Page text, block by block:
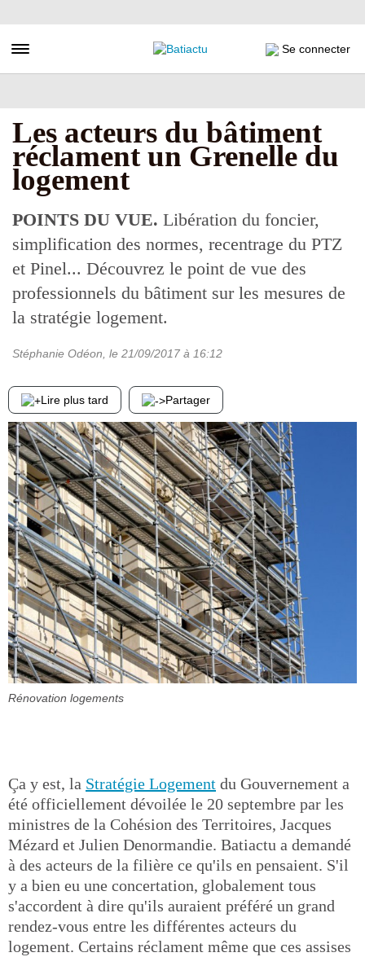
au
principal
Toggle navigation Se connecter
Les acteurs du bâtiment
réclament un Grenelle du
logement
POINTS DU VUE. Libération du foncier,
simplification des normes, recentrage du PTZ
et Pinel... Découvrez le point de vue des
professionnels du bâtiment sur les mesures de
la stratégie logement.
Stéphanie Odéon , le 21/09/2017 à 16:12
Lire plus tard Partager
Rénovation logements
Ça y est, la Stratégie Logement du Gouvernement a
été officiellement dévoilée le 20 septembre par les
ministres de la Cohésion des Territoires, Jacques
Mézard et Julien Denormandie. Batiactu a demandé
à des acteurs de la filière ce qu'ils en pensaient. S'il
y a bien eu une concertation, globalement tous
s'accordent à dire qu'ils auraient préféré un grand
rendez-vous entre les différentes acteurs du
logement. Certains réclament même que ces assises